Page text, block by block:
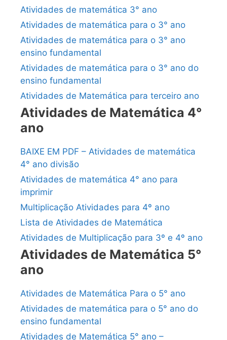
Atividades de matemática 3° ano
Atividades de matemática para o 3° ano
Atividades de matemática para o 3° ano
ensino fundamental
Atividades de matemática para o 3° ano do
ensino fundamental
Atividades de Matemática para terceiro ano
Atividades de Matemática 4°
ano
BAIXE EM PDF – Atividades de matemática
4° ano divisão
Atividades de matemática 4° ano para
imprimir
Multiplicação Atividades para 4º ano
Lista de Atividades de Matemática
Atividades de Multiplicação para 3º e 4º ano
Atividades de Matemática 5°
ano
Atividades de Matemática Para o 5° ano
Atividades de matemática para o 5° ano do
ensino fundamental
Atividades de Matemática 5° ano –